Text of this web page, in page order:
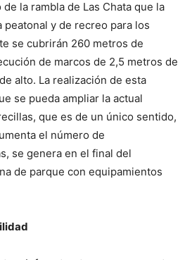
la rambla de Las Chata que la
y de recreo para los
se cubrirán 260 metros de
de marcos de 2,5 metros de
alto. La realización de esta
se pueda ampliar la actual
que es de un único sentido,
el número de
se genera en el final del
de parque con equipamientos